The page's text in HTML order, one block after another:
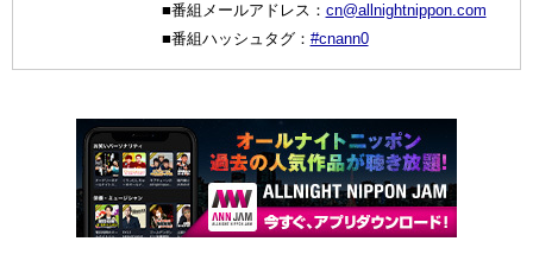
■番組メールアドレス： cn@allnightnippon.com
■番組ハッシュタグ： #cnann0